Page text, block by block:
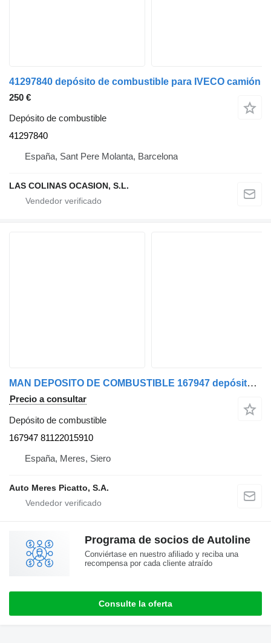
41297840 depósito de combustible para IVECO camión
250 €
Depósito de combustible
41297840
España, Sant Pere Molanta, Barcelona
LAS COLINAS OCASION, S.L.
MAN DEPOSITO DE COMBUSTIBLE 167947 depósito de combustible para MAN TG-S E6 camión
Precio a consultar
Depósito de combustible
167947 81122015910
España, Meres, Siero
Auto Meres Picatto, S.A.
Programa de socios de Autoline
Conviértase en nuestro afiliado y reciba una
recompensa por cada cliente atraído
Consulte la oferta